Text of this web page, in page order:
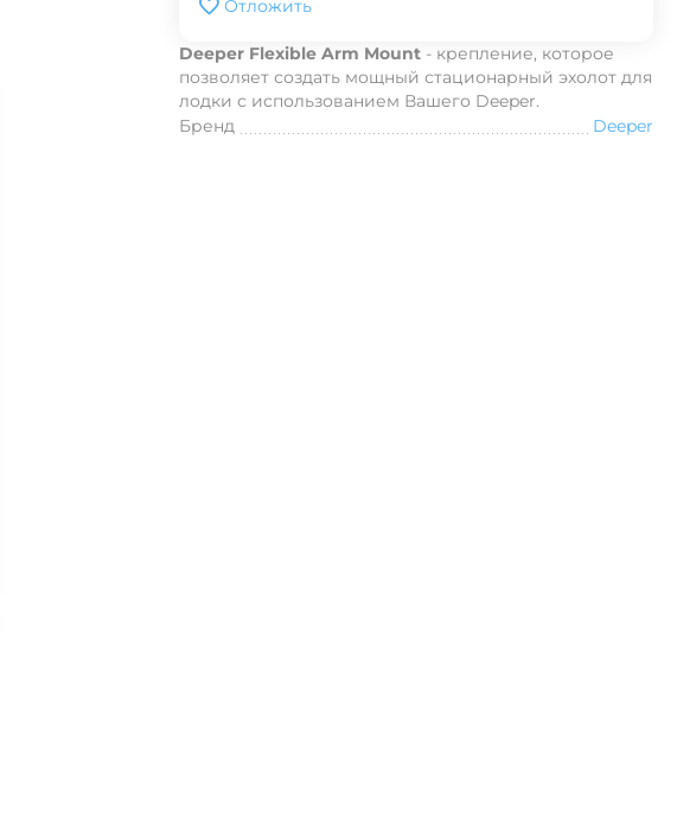
Отложить
Deeper Flexible Arm Mount - крепление, которое
позволяет создать мощный стационарный эхолот для
лодки с использованием Вашего Deeper.
Бренд
Deeper